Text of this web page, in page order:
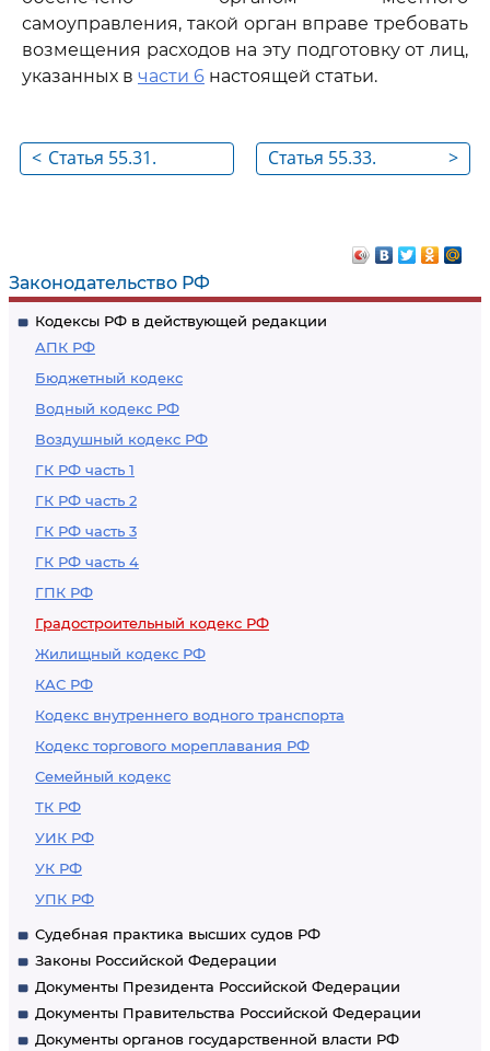
Законодательство РФ
Кодексы РФ в действующей редакции
АПК РФ
Бюджетный кодекс
Водный кодекс РФ
Воздушный кодекс РФ
ГК РФ часть 1
ГК РФ часть 2
ГК РФ часть 3
ГК РФ часть 4
ГПК РФ
Градостроительный кодекс РФ
Жилищный кодекс РФ
КАС РФ
Кодекс внутреннего водного транспорта
Кодекс торгового мореплавания РФ
Семейный кодекс
ТК РФ
УИК РФ
УК РФ
УПК РФ
Судебная практика высших судов РФ
Законы Российской Федерации
Документы Президента Российской Федерации
Документы Правительства Российской Федерации
Документы органов государственной власти РФ
самоуправления, такой орган вправе требовать
возмещения расходов на эту подготовку от лиц,
указанных в части 6 настоящей статьи.
< Статья 55.31.
>
Статья 55.33.
капитального
строительства,
расположенных в
зонах с особыми
границах зон с
особыми